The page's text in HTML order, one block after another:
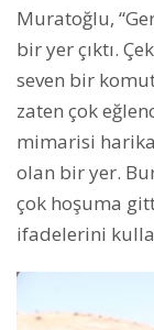
Muratoğlu,
bir yer çıktı.
seven bir
zaten çok
mimarisi
olan bir yer.
çok hoşuma
ifadelerini